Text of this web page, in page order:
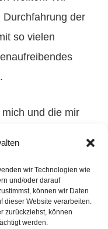
wir Technologien wie
und/oder darauf
können wir Daten
dieser Website verarbeiten.
zurückziehst, können
werden.
der
so vielen
und die mir
Verfahrer,
nach 160 km